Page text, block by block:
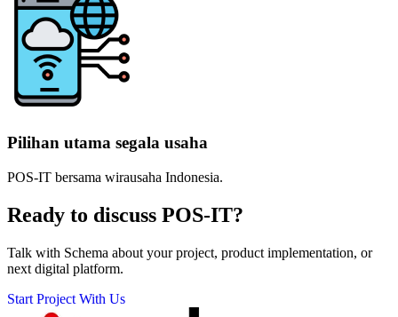
Pilihan utama segala usaha
POS-IT bersama wirausaha Indonesia.
Ready to discuss POS-IT?
Talk with Schema about your project, product implementation, or
next digital platform.
Start Project With Us